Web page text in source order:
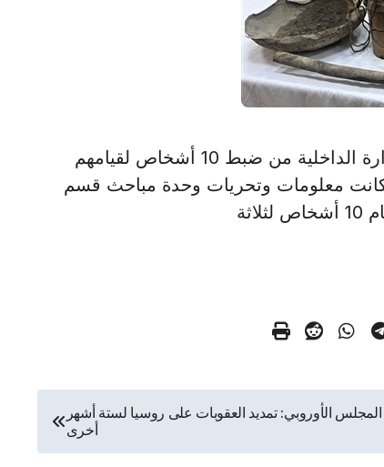
القاهرة في 29 يناير/أ ش أ/ تمكنت الأجهزة الأمنية بوزارة الداخلية من ضبط 10 أشخاص لقيامهم
كانت معلومات وتحريات وحدة مباحث قسم
المجلس الأوروبي: تمديد العقوبات على روسيا لستة أشهر
أخرى